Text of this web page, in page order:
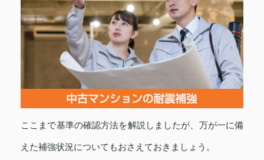
ここまで基準の確認方法を解説しましたが、万が一に備
えた補強状況についてもおさえておきましょう。